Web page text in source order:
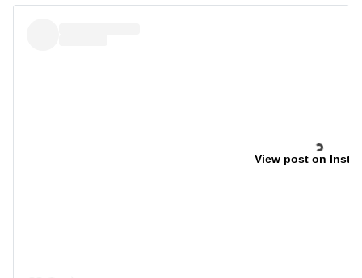
View post on